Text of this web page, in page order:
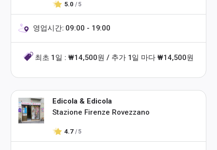
5.0 / 5
영업시간: 09:00 - 19:00
최초 1일 : ₩14,500원 / 추가 1일 마다 ₩14,500원
Edicola & Edicola
Stazione Firenze Rovezzano
4.7 / 5